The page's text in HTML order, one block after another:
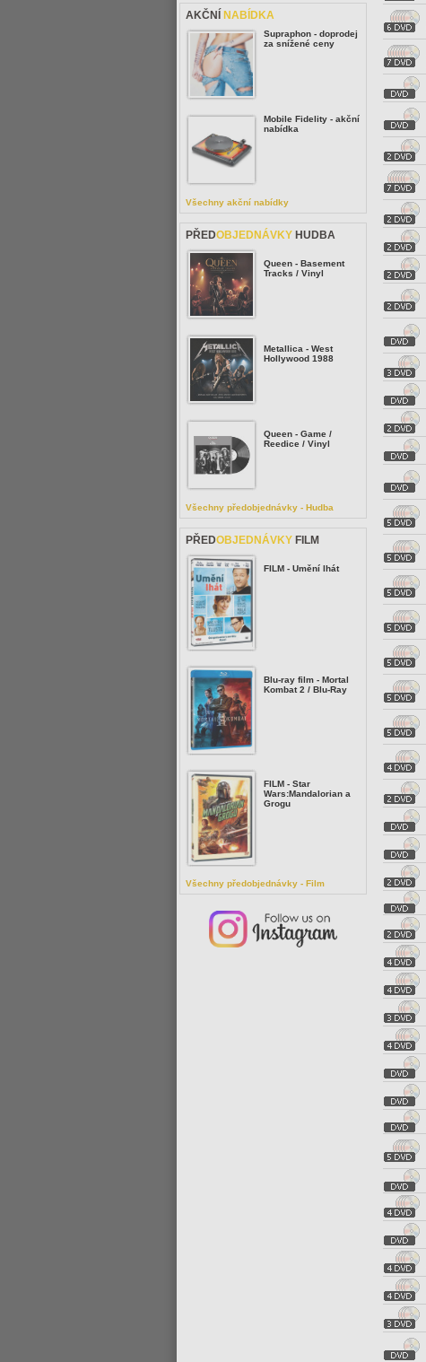
AKČNÍ NABÍDKA
Supraphon - doprodej
za snížené ceny
Mobile Fidelity - akční
nabídka
Všechny akční nabídky
PŘEDOBJEDNÁVKY HUDBA
Queen - Basement
Tracks / Vinyl
Metallica - West
Hollywood 1988
Queen - Game /
Reedice / Vinyl
Všechny předobjednávky - Hudba
PŘEDOBJEDNÁVKY FILM
FILM - Umění lhát
Blu-ray film - Mortal
Kombat 2 / Blu-Ray
FILM - Star
Wars:Mandalorian a
Grogu
Všechny předobjednávky - Film